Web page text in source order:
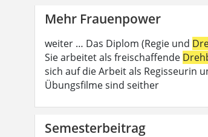
Mehr Frauenpower
weiter … Das Diplom (Regie und
Sie arbeitet als freischaffende
sich auf die Arbeit als Regisseurin
Übungsfilme sind seither
Semesterbeitrag